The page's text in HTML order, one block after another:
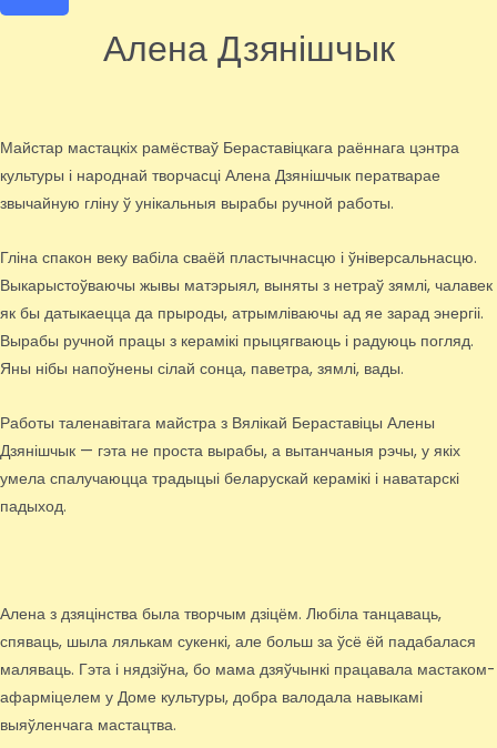
Алена Дзянішчык
Майстар мастацкіх рамёстваў Бераставіцкага раённага цэнтра
культуры і народнай творчасці Алена Дзянішчык ператварае
звычайную гліну ў унікальныя вырабы ручной работы.
Гліна спакон веку вабіла сваёй пластычнасцю і ўніверсальнасцю.
Выкарыстоўваючы жывы матэрыял, выняты з нетраў зямлі, чалавек
як бы датыкаецца да прыроды, атрымліваючы ад яе зарад энергіі.
Вырабы ручной працы з керамікі прыцягваюць і радуюць погляд.
Яны нібы напоўнены сілай сонца, паветра, зямлі, вады.
Работы таленавітага майстра з Вялікай Бераставіцы Алены
Дзянішчык — гэта не проста вырабы, а вытанчаныя рэчы, у якіх
умела спалучаюцца традыцыі беларускай керамікі і наватарскі
падыход.
Алена з дзяцінства была творчым дзіцём. Любіла танцаваць,
спяваць, шыла лялькам сукенкі, але больш за ўсё ёй падабалася
маляваць. Гэта і нядзіўна, бо мама дзяўчынкі працавала мастаком-
афарміцелем у Доме культуры, добра валодала навыкамі
выяўленчага мастацтва.